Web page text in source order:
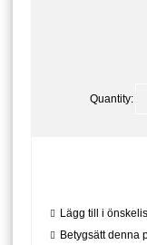
Quantity:
Lägg till i
Betygsätt denna